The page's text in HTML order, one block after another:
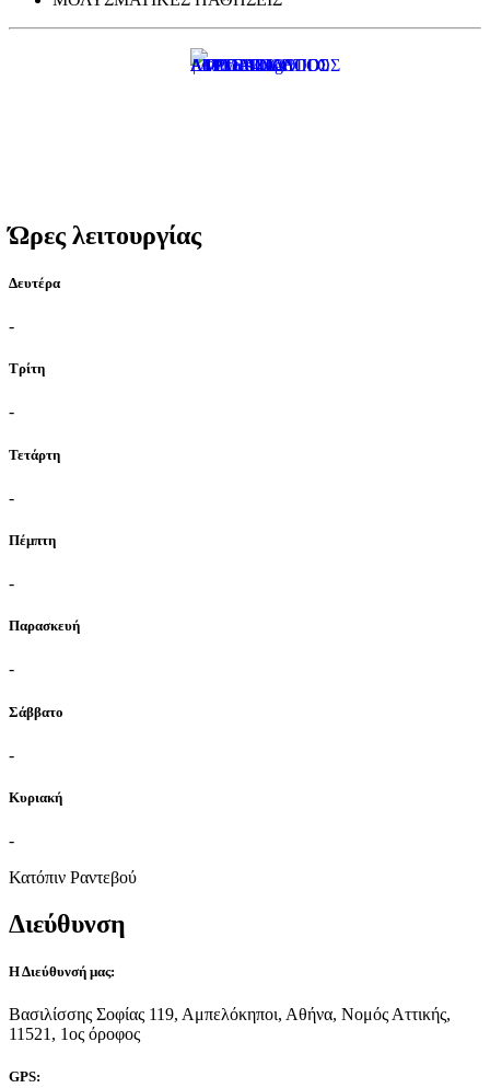
Ώρες λειτουργίας
Δευτέρα
-
Τρίτη
-
Τετάρτη
-
Πέμπτη
-
Παρασκευή
-
Σάββατο
-
Κυριακή
-
Κατόπιν Ραντεβού
Διεύθυνση
Η Διεύθυνσή μας:
Βασιλίσσης Σοφίας 119, Αμπελόκηποι, Αθήνα, Νομός Αττικής,
11521, 1ος όροφος
GPS: